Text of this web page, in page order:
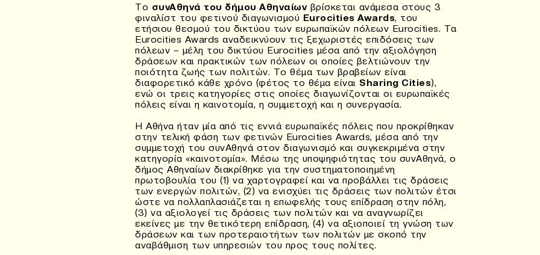
Το συνΑθηνά του δήμου Αθηναίωνβρίσκεται ανάμεσα στους 3
φιναλίστ του φετινού διαγωνισμού Eurocities Awards, του
ετήσιου θεσμού του δικτύου των ευρωπαϊκών πόλεων Eurocities. Tα
Eurocities Awards αναδεικνύουν τις ξεχωριστές επιδόσεις των
πόλεων – μέλη του δικτύου Eurocities μέσα από την αξιολόγηση
δράσεων και πρακτικών των πόλεων οι οποίες βελτιώνουν την
ποιότητα ζωής των πολιτών. Το θέμα των βραβείων είναι
διαφορετικό κάθε χρόνο (φέτος το θέμα είναι Sharing Cities),
ενώ οι τρεις κατηγορίες στις οποίες διαγωνίζονται οι ευρωπαϊκές
πόλεις είναι η καινοτομία, η συμμετοχή και η συνεργασία.
Η Αθήνα ήταν μία από τις εννιά ευρωπαϊκές πόλεις που προκρίθηκαν
στην τελική φάση των φετινών Eurocities Awards, μέσα από την
συμμετοχή του συνΑθηνά στον διαγωνισμό και συγκεκριμένα στην
κατηγορία «καινοτομία». Μέσω της υποψηφιότητας του συνΑθηνά, ο
δήμος Αθηναίων διακρίθηκε για την συστηματοποιημένη
πρωτοβουλία του (1) να χαρτογραφεί και να προβάλλει τις δράσεις
των ενεργών πολιτών, (2) να ενισχύει τις δράσεις των πολιτών έτσι
ώστε να πολλαπλασιάζεται η επωφελής τους επίδραση στην πόλη,
(3) να αξιολογεί τις δράσεις των πολιτών και να αναγνωρίζει
εκείνες με την θετικότερη επίδραση, (4) να αξιοποιεί τη γνώση των
δράσεων και των προτεραιοτήτων των πολιτών με σκοπό την
αναβάθμιση των υπηρεσιών του προς τους πολίτες.